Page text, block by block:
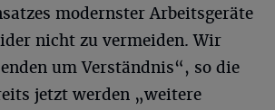
modernster Arbeitsgeräte
nicht zu vermeiden. Wir
um Verständnis“, so die
jetzt werden „weitere